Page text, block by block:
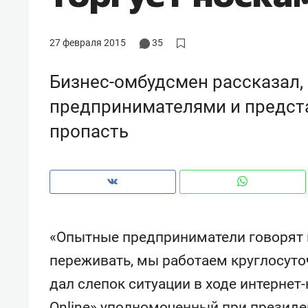
27 февраля 2015 35
Бизнес-омбудсмен
предпринимателями и
пропасть
«Опытные предприниматели говорят
переживать, мы работаем
дал слепок ситуации в ходе
Элитный уровень в деталях
и бренд застройщика как
гарант качества: как
стать